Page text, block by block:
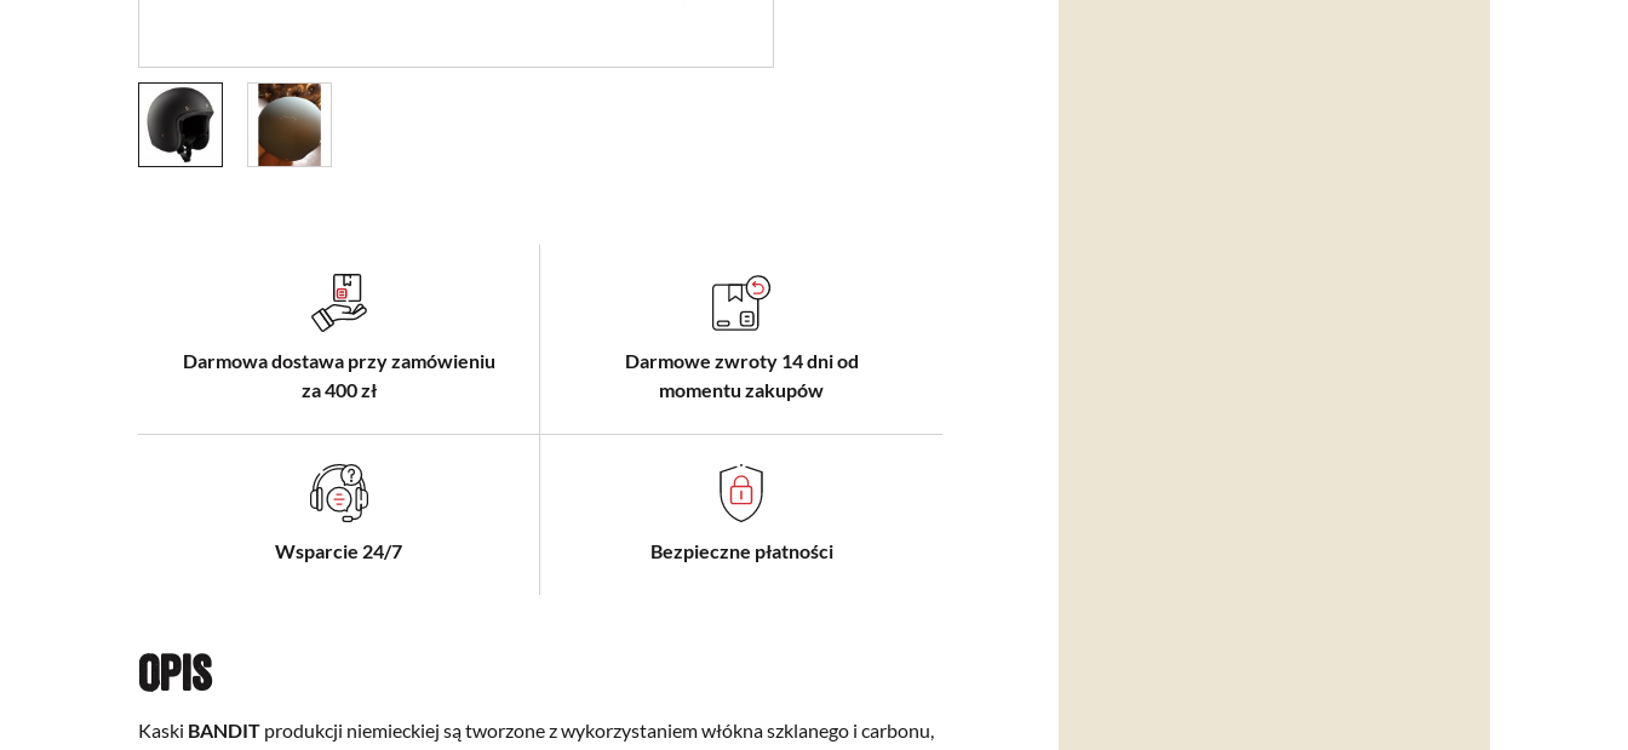
Darmowa dostawa przy zamówieniu
za 400 zł
Darmowe zwroty 14 dni od
momentu zakupów
Wsparcie 24/7 Bezpieczne płatności
Opis
Kaski BANDIT produkcji niemieckiej są tworzone z wykorzystaniem włókna szklanego i carbonu,